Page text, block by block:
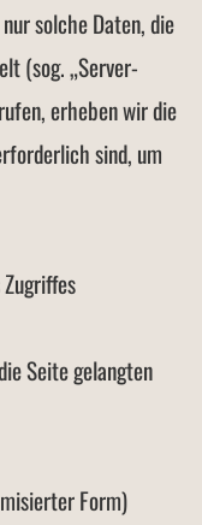
solche Daten, die
(sog. „Server-
erheben wir die
sind, um
Seite gelangten
Form)